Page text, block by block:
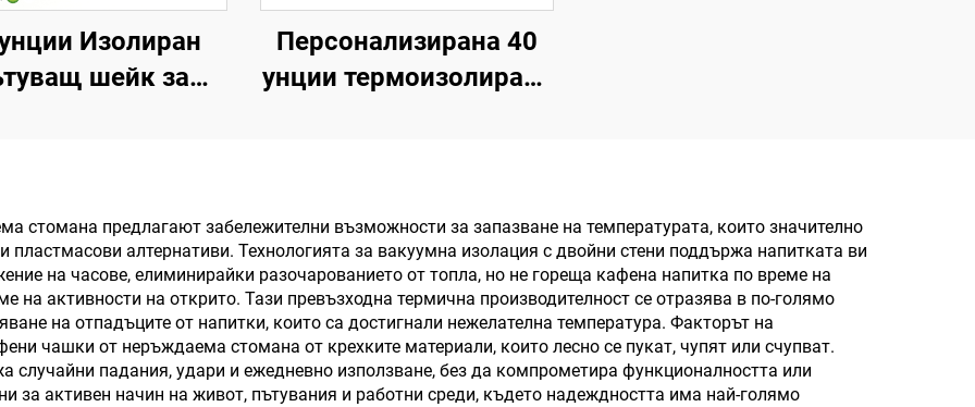
Изолиран
шейк за
използвана
неръждаема
бутилка за
тъмблър с
и слама
Персонализирана 40
унции термоизолирана
дръжка, пътуваща
кафе чаша за офис,
комплект за подарък
стомана предлагают забележителни възможности за запазване на температурата, които значително
алтернативи. Технологията за вакуумна изолация с двойни стени поддържа напитката ви
на часове, елиминирайки разочарованието от топла, но не гореща кафена напитка по време на
на активности на открито. Тази превъзходна термична производителност се отразява в по-голямо
на отпадъците от напитки, които са достигнали нежелателна температура. Факторът на
чашки от неръждаема стомана от крехките материали, които лесно се пукат, чупят или счупват.
падания, удари и ежедневно използване, без да компрометира функционалността или
за активен начин на живот, пътувания и работни среди, където надеждността има най-голямо